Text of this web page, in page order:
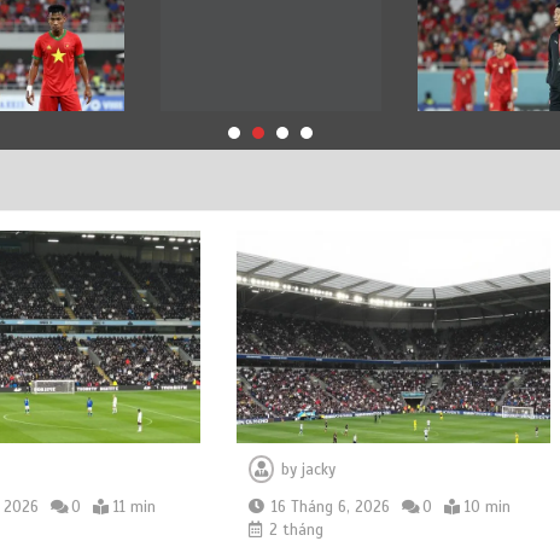
2026
0
11 min
by jacky
16 Tháng 6, 2026
0
10 min
2 tháng